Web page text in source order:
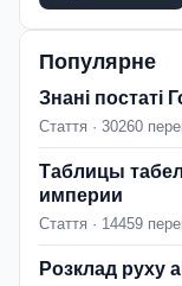
Популярне
Знані постаті
Стаття · 30260
Таблицы
империи
Стаття · 14459
Розклад руху